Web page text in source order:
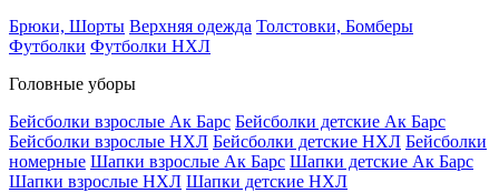
Брюки, Шорты Верхняя одежда Толстовки, Бомберы
Футболки Футболки НХЛ
Головные уборы
Бейсболки взрослые Ак Барс Бейсболки детские Ак Барс
Бейсболки взрослые НХЛ Бейсболки детские НХЛ Бейсболки
номерные Шапки взрослые Ак Барс Шапки детские Ак Барс
Шапки взрослые НХЛ Шапки детские НХЛ